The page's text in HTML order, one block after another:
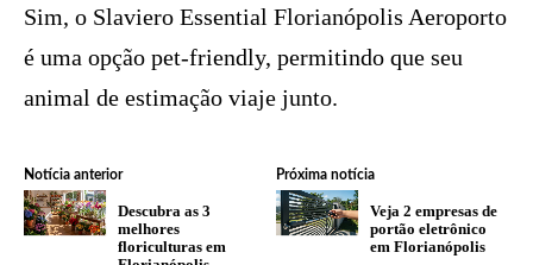
Sim, o Slaviero Essential Florianópolis Aeroporto
é uma opção pet-friendly, permitindo que seu
animal de estimação viaje junto.
Notícia anterior
Descubra as 3
melhores
floriculturas em
Próxima notícia
Veja 2 empresas de
portão eletrônico
em Florianópolis